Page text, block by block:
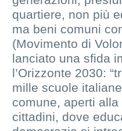
quartiere, non più
ma beni comuni
(Movimento di
lanciato una sfida
l’Orizzonte 2030:
mille scuole
comune, aperti
cittadini, dove